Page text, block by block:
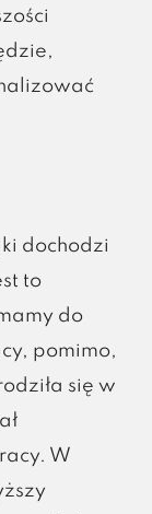
dochodzi
to
do
pomimo,
się w
W